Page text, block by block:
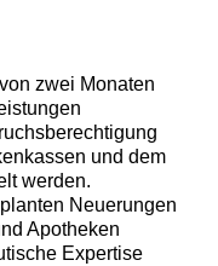
zwei Monaten
und dem
werden.
Neuerungen
Apotheken
Expertise